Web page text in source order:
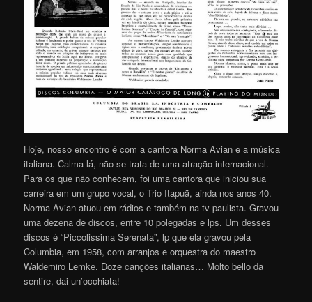
Hoje, nosso encontro é com a cantora Norma Avian e a música
italiana. Calma lá, não se trata de uma atração internacional.
Para os que não conhecem, foi uma cantora que iniciou sua
carreira em um grupo vocal, o Trio Itapuã, ainda nos anos 40.
Norma Avian atuou em rádios e também na tv paulista. Gravou
uma dezena de discos, entre 10 polegadas e lps. Um desses
discos é “Piccolissima Serenata”, lp que ela gravou pela
Columbia, em 1958, com arranjos e orquestra do maestro
Waldemiro Lemke. Doze canções italianas… Molto bello da
sentire, dai un’occhiata!